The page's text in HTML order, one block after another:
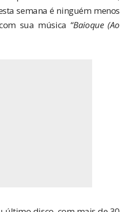
semana é ninguém menos
sua música “Baioque (Ao